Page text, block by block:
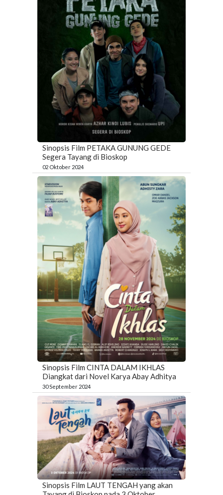
Sinopsis Film PETAKA GUNUNG GEDE
Segera Tayang di Bioskop
02 Oktober 2024
Sinopsis Film CINTA DALAM IKHLAS
Diangkat dari Novel Karya Abay Adhitya
30 September 2024
Sinopsis Film LAUT TENGAH yang akan